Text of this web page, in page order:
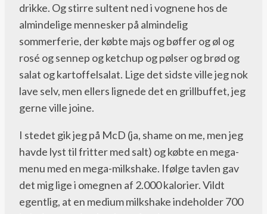
drikke. Og stirre sultent ned i vognene hos de
almindelige mennesker på almindelig
sommerferie, der købte majs og bøffer og øl og
rosé og sennep og ketchup og pølser og brød og
salat og kartoffelsalat. Lige det sidste ville jeg nok
lave selv, men ellers lignede det en grillbuffet, jeg
gerne ville joine.
I stedet gik jeg på McD (ja, shame on me, men jeg
havde lyst til fritter med salt) og købte en mega-
menu med en mega-milkshake. Ifølge tavlen gav
det mig lige i omegnen af 2.000 kalorier. Vildt
egentlig, at en medium milkshake indeholder 700